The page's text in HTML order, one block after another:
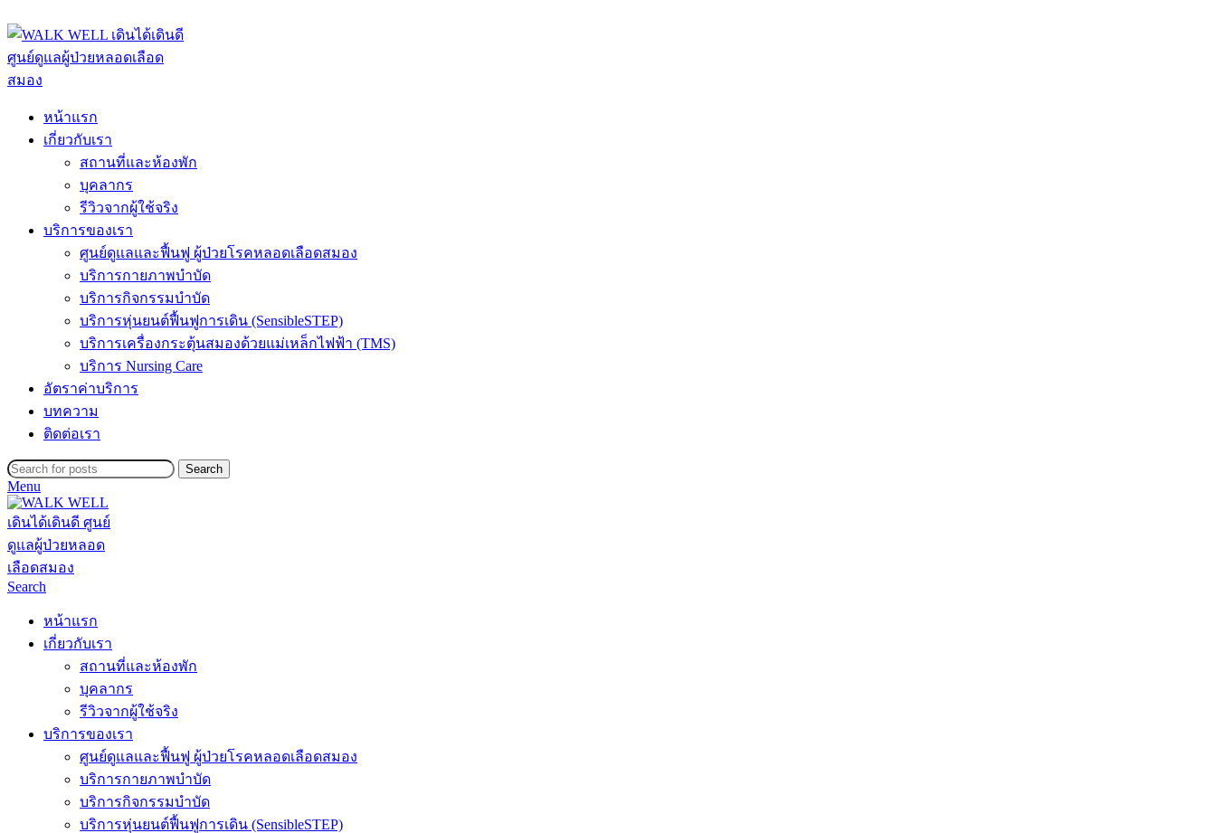
หน้าแรก
เกี่ยวกับเรา
สถานที่และห้องพัก
บุคลากร
รีวิวจากผู้ใช้จริง
บริการของเรา
ศูนย์ดูแลและฟื้นฟู ผู้ป่วยโรคหลอดเลือดสมอง
บริการกายภาพบำบัด
บริการกิจกรรมบำบัด
บริการหุ่นยนต์ฟื้นฟูการเดิน (SensibleSTEP)
บริการเครื่องกระตุ้นสมองด้วยแม่เหล็กไฟฟ้า (TMS)
บริการ Nursing Care
อัตราค่าบริการ
บทความ
ติดต่อเรา
Search
Menu
Search
หน้าแรก
เกี่ยวกับเรา
สถานที่และห้องพัก
บุคลากร
รีวิวจากผู้ใช้จริง
บริการของเรา
ศูนย์ดูแลและฟื้นฟู ผู้ป่วยโรคหลอดเลือดสมอง
บริการกายภาพบำบัด
บริการกิจกรรมบำบัด
บริการหุ่นยนต์ฟื้นฟูการเดิน (SensibleSTEP)